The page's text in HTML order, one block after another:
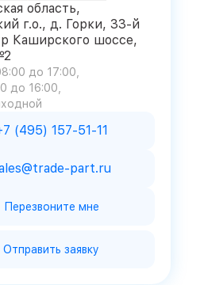
область,
г.о., д. Горки, 33-й
Каширского шоссе,
до 17:00
до 16:00
(495) 157-51-11
part.ru
Перезвоните мне
Отправить заявку